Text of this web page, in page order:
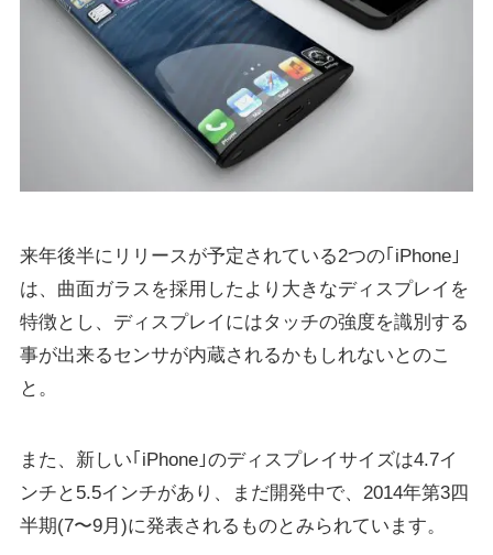
来年後半にリリースが予定されている2つの｢iPhone｣
は、曲面ガラスを採用したより大きなディスプレイを
特徴とし、ディスプレイにはタッチの強度を識別する
事が出来るセンサが内蔵されるかもしれないとのこ
と。
また、新しい｢iPhone｣のディスプレイサイズは4.7イ
ンチと5.5インチがあり、まだ開発中で、2014年第3四
半期(7〜9月)に発表されるものとみられています。